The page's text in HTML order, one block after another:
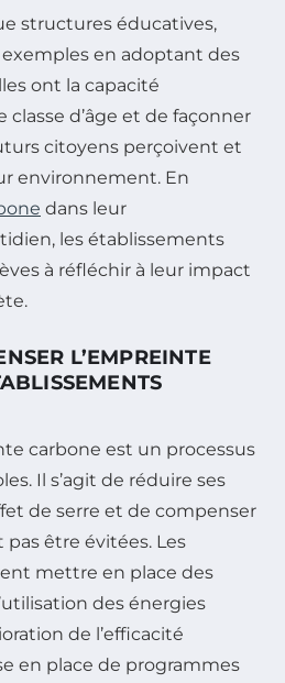
structures éducatives,
en adoptant des
ont la capacité
classe d’âge et de façonner
citoyens perçoivent et
environnement. En
dans leur
les établissements
à réfléchir à leur impact
L’EMPREINTE
carbone est un processus
Il s’agit de réduire ses
de serre et de compenser
être évitées. Les
mettre en place des
des énergies
de l’efficacité
en place de programmes